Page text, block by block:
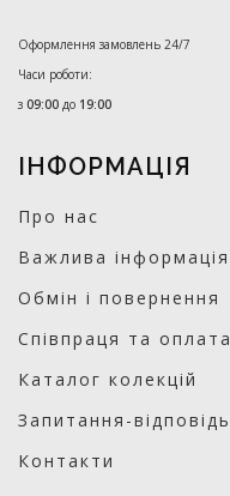
Оформлення замовлень 24/7
Часи роботи:
з 09:00 до 19:00
ІНФОРМАЦІЯ
Про нас
Важлива інформація
Обмін і повернення
Співпраця та оплата
Каталог колекцій
Запитання-відповідь
Контакти